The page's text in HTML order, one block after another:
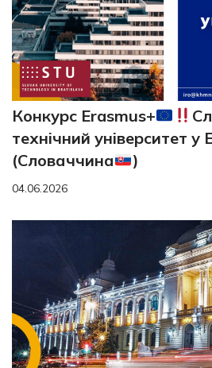
Конкурс Erasmus+
технічний університет у
(Словаччина
)
04.06.2026